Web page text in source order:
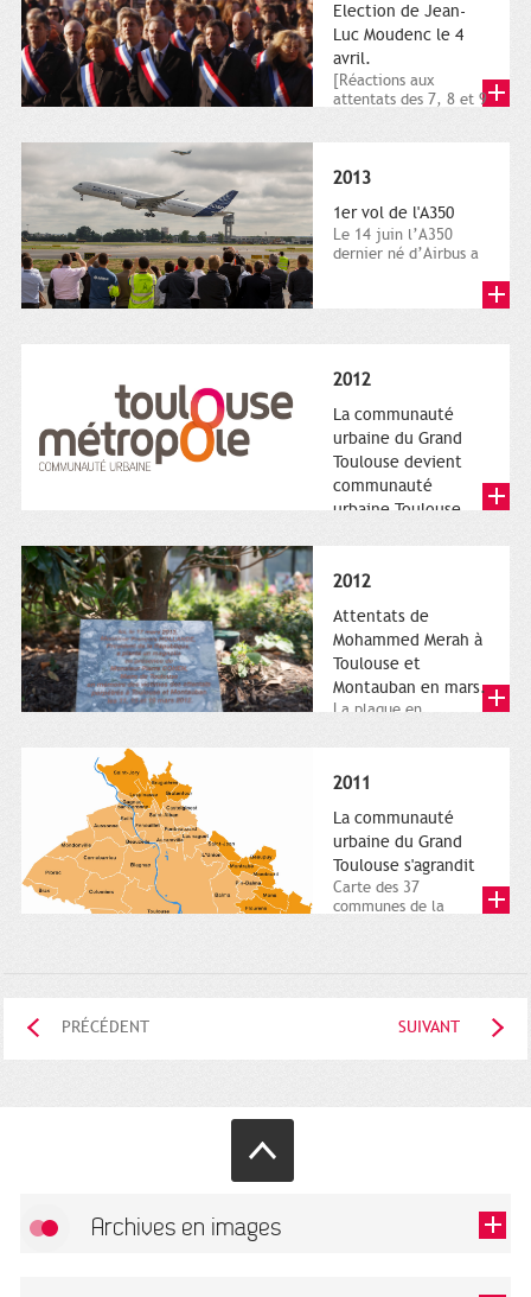
Election de Jean-
Luc Moudenc le 4
avril.
[Réactions aux
attentats des 7, 8 et 9
2013
1er vol de l'A350
Le 14 juin l’A350
dernier né d’Airbus a
2012
La communauté
urbaine du Grand
Toulouse devient
communauté
urbaine Toulouse
Métropole,
représentant l'anneau
de Moëbius.
2012
Attentats de
Mohammed Merah à
Toulouse et
Montauban en mars.
La plaque en
Charles-de-Gaulle.
2011
La communauté
urbaine du Grand
Toulouse s'agrandit
Carte des 37
communes de la
PRÉCÉDENT SUIVANT
Archives en images